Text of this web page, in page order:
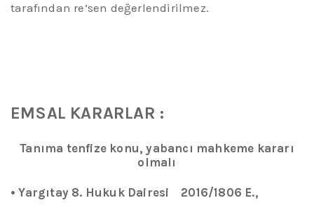
tarafından re’sen değerlendirilmez.
EMSAL KARARLAR :
Tanıma tenfize ko nu,yabancı mahkeme kararı
o lmalı
•Yargıtay 8. Hukuk Dairesi 2016/1806 E.,